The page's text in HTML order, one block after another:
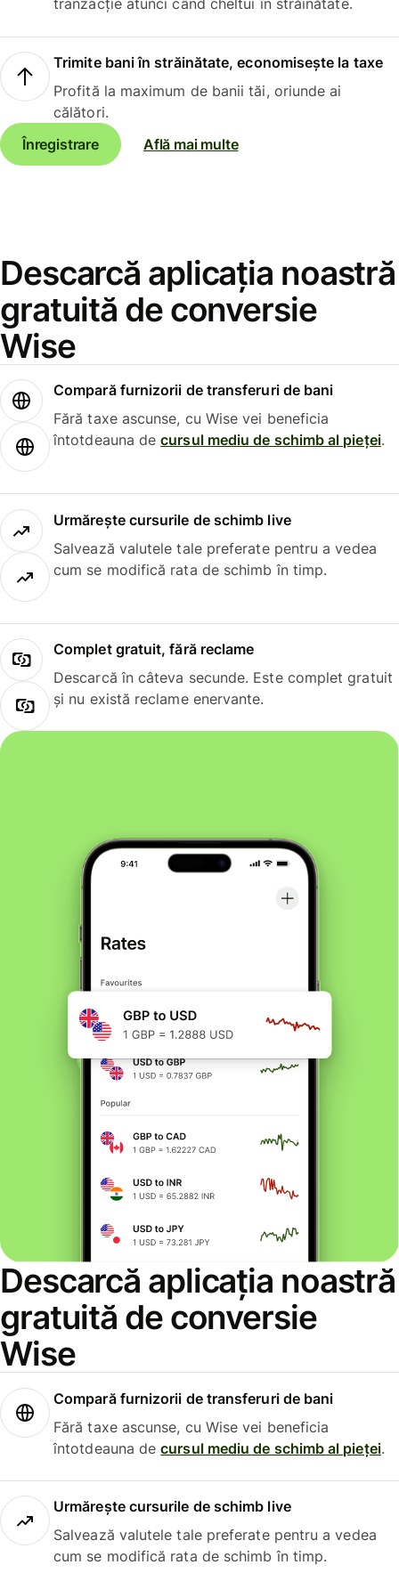
tranzacție atunci când cheltui în străinătate.
Trimite bani în străinătate, economisește la taxe
Profită la maximum de banii tăi, oriunde ai
călători.
Înregistrare
Află mai multe
Descarcă aplicația noastră
gratuită de conversie
Wise
Compară furnizorii de transferuri de bani
Fără taxe ascunse, cu Wise vei beneficia
întotdeauna decursul mediu de schimb al pieței.
Urmărește cursurile de schimb live
Salvează valutele tale preferate pentru a vedea
cum se modifică rata de schimb în timp.
Complet gratuit, fără reclame
Descarcă în câteva secunde. Este complet gratuit
și nu există reclame enervante.
Descarcă aplicația noastră
gratuită de conversie
Wise
Compară furnizorii de transferuri de bani
Fără taxe ascunse, cu Wise vei beneficia
întotdeauna decursul mediu de schimb al pieței.
Urmărește cursurile de schimb live
Salvează valutele tale preferate pentru a vedea
cum se modifică rata de schimb în timp.